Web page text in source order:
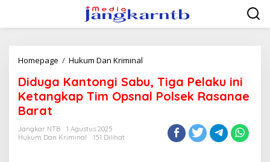
konten
Homepage / Hukum Dan Kriminal
Sabu,
Tiga
Pelaku
Ketangkap
Diduga Kantongi Sabu, Tiga Pelaku ini
Ketangkap Tim Opsnal Polsek Rasanae
Barat
Jangkar NTB
1 Agustus 2025
Hukum Dan Kriminal
151 Dilihat